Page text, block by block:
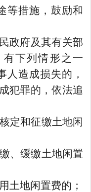
等措施，鼓励和
政府及其有关部
下列情形之一
人造成损失的，
犯罪的，依法追
定和征缴土地闲
、缓缴土地闲置
土地闲置费的 ；